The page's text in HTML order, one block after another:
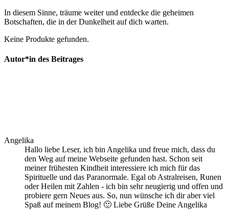
In diesem Sinne, träume ​weiter und entdecke die⁣ geheimen
Botschaften, die ⁢in​ der‌ Dunkelheit auf dich warten.
Keine Produkte gefunden.
Autor*in des Beitrages
Angelika
Hallo liebe Leser, ich bin Angelika und freue mich, dass du
den Weg auf meine Webseite gefunden hast. Schon seit
meiner frühesten Kindheit interessiere ich mich für das
Spirituelle und das Paranormale. Egal ob Astralreisen, Runen
oder Heilen mit Zahlen - ich bin sehr neugierig und offen und
probiere gern Neues aus. So, nun wünsche ich dir aber viel
Spaß auf meinem Blog! 🙂 Liebe Grüße Deine Angelika